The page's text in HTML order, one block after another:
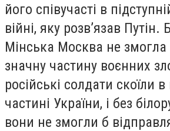
його співучасті в
війні, яку розв’язав Путін.
Мінська Москва не змогла
значну частину воєнних
російські солдати скоїли в
частині України, і без
вони не змогли б